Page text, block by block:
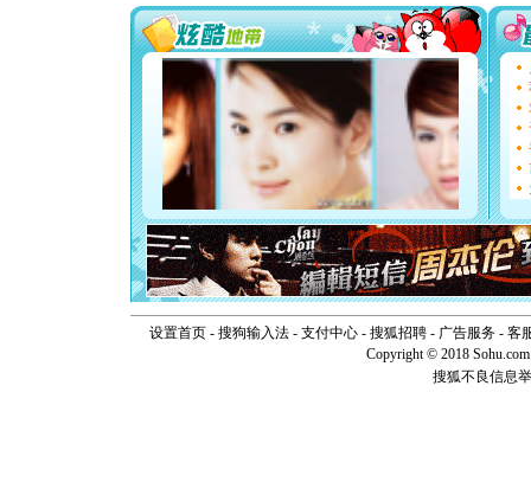
要平安！
[圣诞节]
能正大光
天都要快
[圣诞节]
如意,快
[元旦]
断电。
你是我
[元旦] 如
起；二是
离。水晶
[元旦]当
泣，这痛
卖了。水
[春节]风
颜！冬去
道一声平
[春节]传
设置首页- 搜狗输入法- 支付中心- 搜狐招聘- 广告服务- 客
Copyright © 2018
搜狐不良信息